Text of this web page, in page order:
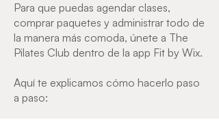
Para que puedas agendar clases,
comprar paquetes y administrar todo de
la manera más comoda, únete a The
Pilates Club dentro de la app Fit by Wix.
Aquí te explicamos cómo hacerlo paso
a paso: